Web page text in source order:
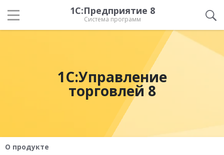
1С:Предприятие 8
Система программ
1С:Управление
торговлей 8
О продукте